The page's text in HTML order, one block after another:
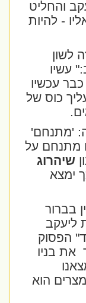
והחליט
- להיות
עכשיו
כוס של
'מתנחם'
מתנחם על
שיהרוג
הפסוק
את בניו
הוא